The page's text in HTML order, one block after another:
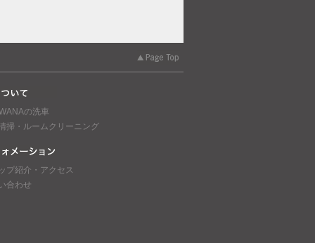
の洗車
掃・ルームクリーニング
プ紹介・アクセス
合わせ